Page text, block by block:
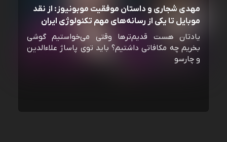
مهدی شجاری و داستان موفقیت موبونیوز: از نقد
موبایل تا یکی از رسانه‌‌های مهم تکنولوژی ایران
یادتان هست قدیم‌ترها وقتی می‌خواستیم گوشی
بخریم چه مکافاتی داشتیم؟ باید توی پاساژ علاءالدین
و چارسو